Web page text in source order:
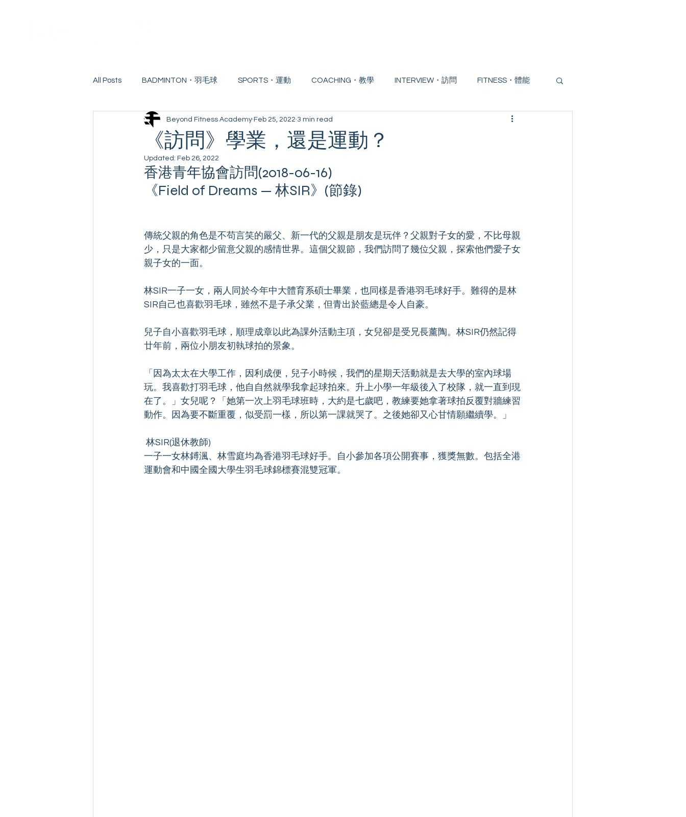
All Posts BADMINTON・羽毛球 SPORTS・運動 COACHING・教學 INTERVIEW・訪問 FITNESS・體能
EDUCATION・教育 COMPETITION・比賽 WORKSHOP・工作坊
CONTINUING EDUCATION・持續進修
《訪問》學業，還是運動？
Beyond Fitness Academy Feb 25, 2022 3 min read
Updated: Feb 26, 2022
香港青年協會訪問(2018-06-16)
《Field of Dreams — 林SIR》(節錄)
傳統父親的角色是不苟言笑的嚴父、新一代的父親是朋友是玩伴？父親對子女的愛，不比母親
少，只是大家都少留意父親的感情世界。這個父親節，我們訪問了幾位父親，探索他們愛子女
親子女的一面。
林SIR一子一女，兩人同於今年中大體育系碩士畢業，也同樣是香港羽毛球好手。難得的是林
SIR自己也喜歡羽毛球，雖然不是子承父業，但青出於藍總是令人自豪。
兒子自小喜歡羽毛球，順理成章以此為課外活動主項，女兒卻是受兄長薰陶。林SIR仍然記得
廿年前，兩位小朋友初執球拍的景象。
「因為太太在大學工作，因利成便，兒子小時候，我們的星期天活動就是去大學的室內球場
玩。我喜歡打羽毛球，他自自然就學我拿起球拍來。升上小學一年級後入了校隊，就一直到現
在了。」女兒呢？「她第一次上羽毛球班時，大約是七歲吧，教練要她拿著球拍反覆對牆練習
動作。因為要不斷重覆，似受罰一樣，所以第一課就哭了。之後她卻又心甘情願繼續學。」
林SIR(退休教師)
一子一女林鎛渢、林雪庭均為香港羽毛球好手。自小參加各項公開賽事，獲獎無數。包括全港
運動會和中國全國大學生羽毛球錦標賽混雙冠軍。